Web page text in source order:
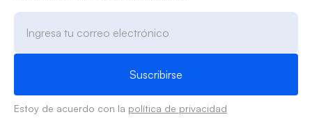
Estoy de acuerdo con la política de privacidad